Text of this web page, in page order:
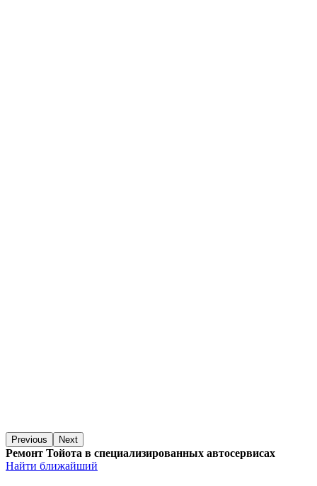
Previous Next
Ремонт Тойота в специализированных автосервисах
Найти ближайший